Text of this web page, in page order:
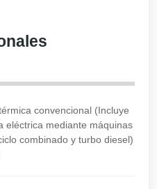
convencional (Incluye
eléctrica mediante máquinas
combinado y turbo diesel)